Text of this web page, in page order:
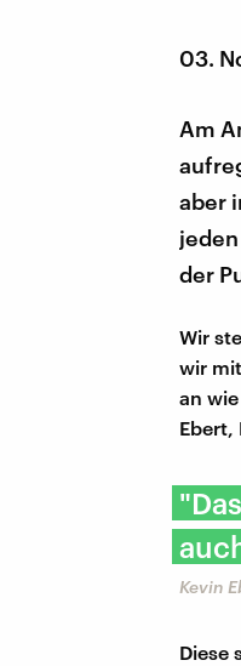
03.
Am
aber
der
Wir
wir
an
Ebert,
Kevin
Diese